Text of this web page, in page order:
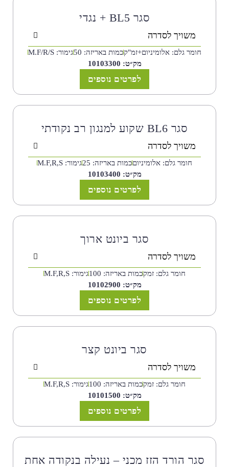
סגר BL5 + נגדי
משויך לסדרה
חומר גלם: אלומיניום+זמ"קכמות באריזה: 50
גימור: M.F/R/S
מק״ט: 10103300
לפרטים נוספים
סגר BL6 שקוע למנגון רב נקודתי
משויך לסדרה
חומר גלם: אלומיניוםכמות באריזה: 25
גימור: M.F,R,S
מק״ט: 10103400
לפרטים נוספים
סגר ביונט ארוך
משויך לסדרה
חומר גלם: זמקכמות באריזה: 100
גימור: M.F,R,S
מק״ט: 10102900
לפרטים נוספים
סגר ביונט קצר
משויך לסדרה
חומר גלם: זמקכמות באריזה: 100
גימור: M.F,R,S
מק״ט: 10101500
לפרטים נוספים
סגר הורד הזז מכני – נעילה בנקודה אחת